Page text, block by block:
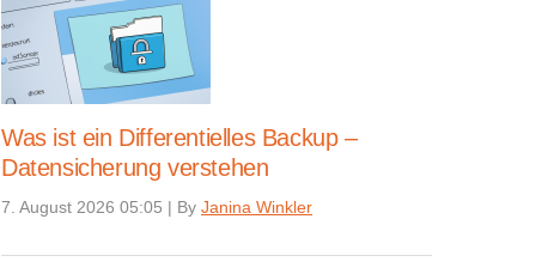
Was ist ein Differentielles Backup –
Datensicherung verstehen
7. August 2026 05:05 | By Janina Winkler